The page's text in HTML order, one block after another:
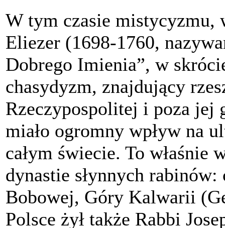
W tym czasie mistycyzmu,
Eliezer (1698-1760,
Dobrego Imienia”, w
chasydyzm, znajdujący
Rzeczypospolitej i poza jej
miało ogromny wpływ na
całym świecie. To właśnie
dynastie słynnych
Bobowej, Góry Kalwarii
Polsce żył także Rabbi